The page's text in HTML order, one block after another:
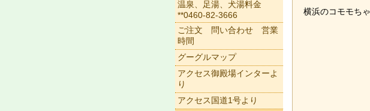
横浜のコモモちゃ
温泉、足湯、犬湯料金
**0460-82-3666
ご注文 問い合わせ 営業
時間
グーグルマップ
アクセス御殿場インターよ
り
アクセス国道1号より